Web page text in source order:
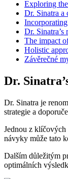
Exploring
Dr. Sinatra a
Dr.
The impact
Holistic
Závěrečné
Dr.
Dr. Sinatra je
strategie a
Jednou z klíčových
návyky může tato
Dalším důležitým
optimálních